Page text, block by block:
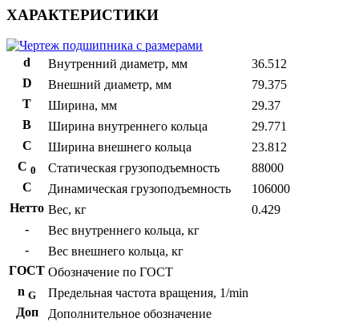
ХАРАКТЕРИСТИКИ
d Внутренний диаметр, мм
36.512
D
Внешний диаметр, мм
79.375
T
Ширина, мм
29.37
B
Ширина внутреннего кольца
29.771
С
Ширина внешнего кольца
23.812
С 0 Статическая грузоподъемность
88000
C
Динамическая грузоподъемность
106000
Нетто Вес, кг
0.429
-
Вес внутреннего кольца, кг
-
Вес внешнего кольца, кг
ГОСТ Обозначение по ГОСТ
n G
Предельная частота вращения, 1/min
Доп
Дополнительное обозначение